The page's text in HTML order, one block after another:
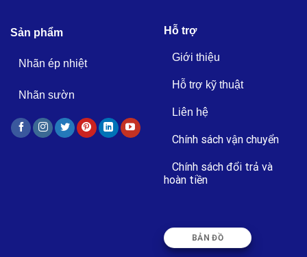
Sản phẩm
Nhãn ép nhiệt
Nhãn sườn
Hỗ trợ
Giới thiệu
Hỗ trợ kỹ thuật
Liên hệ
Chính sách vận chuyển
Chính sách đổi trả và
hoàn tiền
BẢN ĐỒ